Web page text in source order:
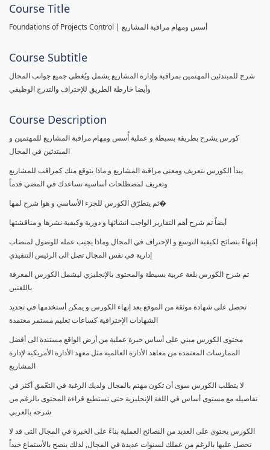
Course Title
Foundations of Projects Control | أسس ومهام مراقبة المشاريع
Course Subtitle
شرح للمبتدئين المهتمين بمراقبة وإدارة المشاريع يشمل ويُغطي جميع جوانب المجال
وأيضا خارطة الطريق للإحتراف والتدرج الوظيفي
Course Description
كورس يشرح بطريقة بسيطة و عملية أُسس ومهام مراقبة المشاريع للمهتمين و
المبتدئين في المجال
يبدأ الكورس بتعريف ومعنى مراقبة المشاريع و ماذا يتوقع منك كمراقب للمشاريع
وتعريف لمصطلحات أساسية تساعدك في المضي قدماً
ثم يتطرّق الكورس للجزء الأساسي و هوا شرح لمها�
أيضاً تم شرح أهم التقارير الواجب انشائها و دورية وكيفية نشرها و مناقشتها
إنتهاءً بنصائح لكيفية التوسع و الإحتراف في المجال وماذا يجيب عمله للوصول لمنصاب
إدارية في نفس المجال تصل الى الرئيس التنفيذي
تم شرح الكورس بلغة عربية بسيطة والمحتوى بالإنجليزي ليشمل الكورس المعرفة
باللغتين
تحصل على شهادة موثقة من الموقع بعد إنهاء الكورس و يمكن أستخدمها في تجديد
الشهادات الإحترافية كساعات تعليم مستمر معتمدة
محتوى الكورس مبني على أساس خبرة عملية من أرض الواقع مستندة الى أفضل
الممارسات المعتمدة من معاهد الأدارة العالمية مثل معهد الأدارة الأمريكية لإدارة
المشاريع
لا يتطلب الكورس سوى أن تكون مهتم بالمجال ولديك الرغبة في التعّمق أكثر في
تفاصيله مع مستوى أساس في اللغة الإنجليزية حتى تستطيع قراءة المحتوى بالرغم من
شرحه بالعربي
الكورس يحتوى على العديد من النصائح العملية بناءً على الخبرة في المجال التى قد لا
تحصل عليها بالرغم من عملك لسنوات عديدة في المجال, لذلك ينصح بالأستماع جيداً